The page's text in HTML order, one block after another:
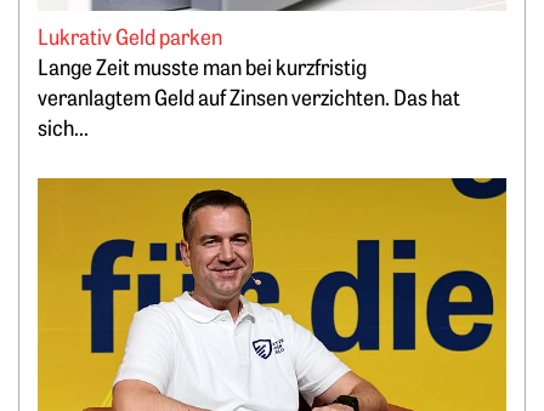
Lukrativ Geld parken
Lange Zeit musste man bei kurzfristig
veranlagtem Geld auf Zinsen verzichten. Das hat
sich...
Weiterlesen: „Bitcoin minen, statt PV-Strom zu